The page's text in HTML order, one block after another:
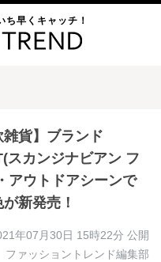
ち早くキャッチ！
貨】ブランド
スカンジナビアン フ
アウトドアシーンで
新発売！
年07月30日 15時22分 公開
ファッショントレンド編集部